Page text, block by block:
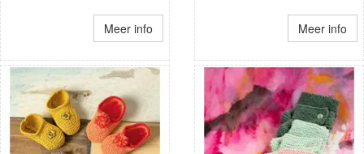
Meer info Meer info